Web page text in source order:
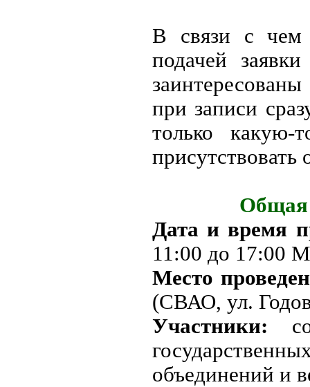
В связи с чем
подачей
при записи
только
присутствовать
Общая
Дата и время
11:00 до 17:00
Место
(СВАО, ул.
Участники:
объединений и